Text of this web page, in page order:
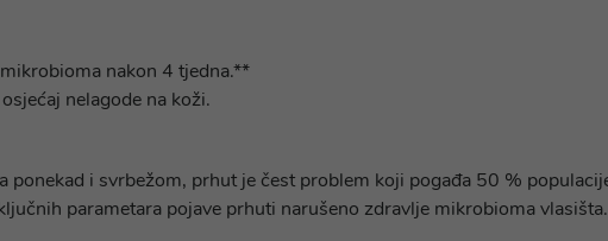
nakon 4 tjedna.**
nelagode na koži.
ponekad i svrbežom, prhut je čest problem koji pogađa 50 %
parametara pojave prhuti narušeno zdravlje mikrobioma vlasišta.